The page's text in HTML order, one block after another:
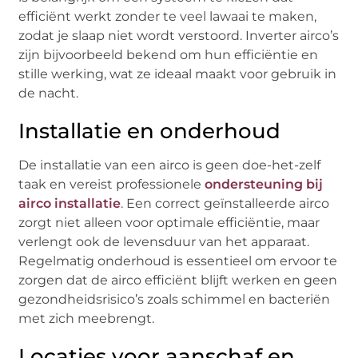
efficiënt werkt zonder te veel lawaai te maken,
zodat je slaap niet wordt verstoord. Inverter airco’s
zijn bijvoorbeeld bekend om hun efficiëntie en
stille werking, wat ze ideaal maakt voor gebruik in
de nacht.
Installatie en onderhoud
De installatie van een airco is geen doe-het-zelf
taak en vereist professioneleondersteuning bij
airco installatie. Een correct geïnstalleerde airco
zorgt niet alleen voor optimale efficiëntie, maar
verlengt ook de levensduur van het apparaat.
Regelmatig onderhoud is essentieel om ervoor te
zorgen dat de airco efficiënt blijft werken en geen
gezondheidsrisico’s zoals schimmel en bacteriën
met zich meebrengt.